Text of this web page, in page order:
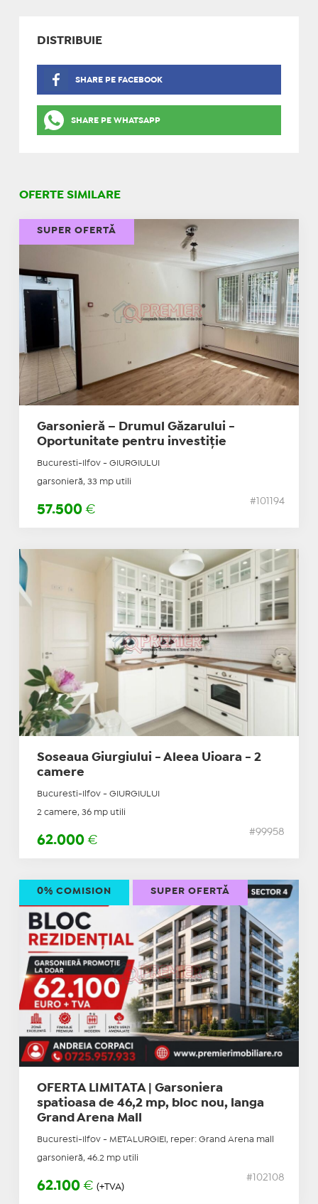
DISTRIBUIE
SHARE PE FACEBOOK
SHARE PE WHATSAPP
OFERTE SIMILARE
Garsonieră – Drumul Găzarului -
Oportunitate pentru investiție
Bucuresti-Ilfov - GIURGIULUI
garsonieră, 33 mp utili
57.500 €
#101194
SUPER OFERTĂ
Soseaua Giurgiului - Aleea Uioara - 2
camere
Bucuresti-Ilfov - GIURGIULUI
2 camere, 36 mp utili
62.000 €
#99958
OFERTA LIMITATA | Garsoniera
spatioasa de 46,2 mp, bloc nou, langa
Grand Arena Mall
Bucuresti-Ilfov - METALURGIEI, reper: Grand Arena mall
garsonieră, 46.2 mp utili
62.100 € (+TVA)
#102108
0% COMISION SUPER OFERTĂ